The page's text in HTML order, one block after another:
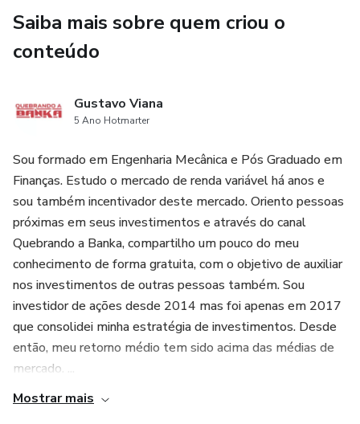
Saiba mais sobre quem criou o
conteúdo
Gustavo Viana
5 Ano Hotmarter
Sou formado em Engenharia Mecânica e Pós Graduado em
Finanças. Estudo o mercado de renda variável há anos e
sou também incentivador deste mercado. Oriento pessoas
próximas em seus investimentos e através do canal
Quebrando a Banka, compartilho um pouco do meu
conhecimento de forma gratuita, com o objetivo de auxiliar
nos investimentos de outras pessoas também. Sou
investidor de ações desde 2014 mas foi apenas em 2017
que consolidei minha estratégia de investimentos. Desde
então, meu retorno médio tem sido acima das médias de
mercado. ...
Mostrar mais